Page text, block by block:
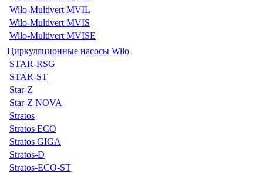
Wilo-Multivert MVIL
Wilo-Multivert MVIS
Wilo-Multivert MVISE
Циркуляционные насосы Wilo
STAR-RSG
STAR-ST
Star-Z
Star-Z NOVA
Stratos
Stratos ECO
Stratos GIGA
Stratos-D
Stratos-ECO-ST